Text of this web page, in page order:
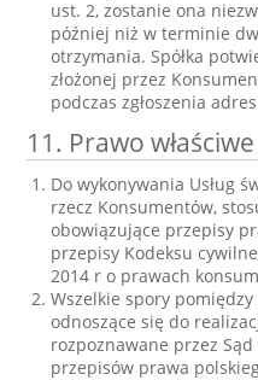
ust. 2, zostanie ona
później niż w terminie
otrzymania. Spółka
złożonej przez
podczas zgłoszenia
11. Prawo
Do wykonywania Usług
rzecz Konsumentów,
obowiązujące przepisy
przepisy Kodeksu
2014 r o prawach
Wszelkie spory pomiędzy
odnoszące się do
rozpoznawane przez Sąd
przepisów prawa